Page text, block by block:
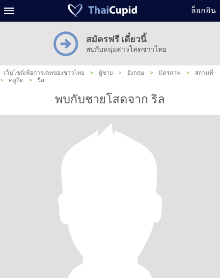
ล็อกอิน
สมัครฟรี เดี๋ยวนี้
พบกับหนุ่มสาวโสดชาวไทย
เว็บไซต์เพื่อการเดทของชาวไทย > ผู้ชาย > อังกฤษ > มิตรภาพ >
สถานที่
>
คลูอิด > ริล
พบกับชายโสดจาก ริล